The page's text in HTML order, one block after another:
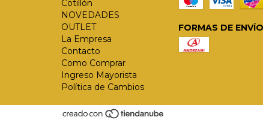
Cotillón
NOVEDADES
OUTLET
La Empresa
Contacto
Como Comprar
Ingreso Mayorista
Política de Cambios
FORMAS DE ENVÍO